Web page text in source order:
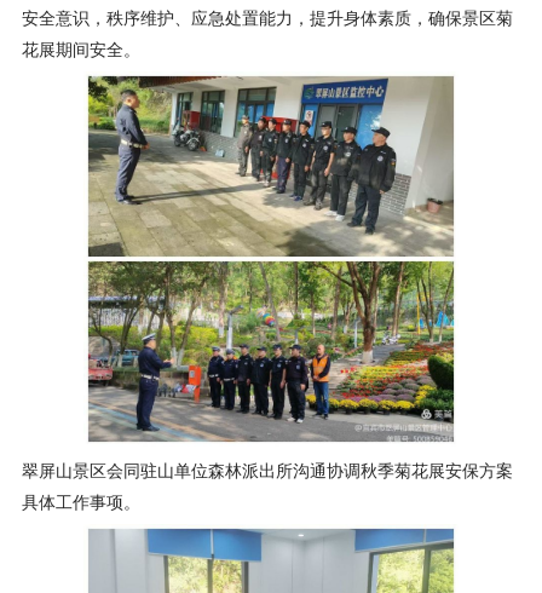
安全意识，秩序维护、应急处置能力，提升身体素质，确保景区菊
花展期间安全。
翠屏山景区会同驻山单位森林派出所沟通协调秋季菊花展安保方案
具体工作事项。